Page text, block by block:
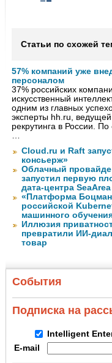
Статьи по схожей
57% компаний уже
персоналом
37% российских
искусственный
одним из главных
эксперты hh.ru,
рекрутинга в России.
…
Cloud.ru и Raft
консьерж»
Облачный
запустил первую
дата-центра
«Платформа
российской
машинного
Иллюзия
превратили ИИ-
товар
События
Подписка на
Intelligent
E-mail